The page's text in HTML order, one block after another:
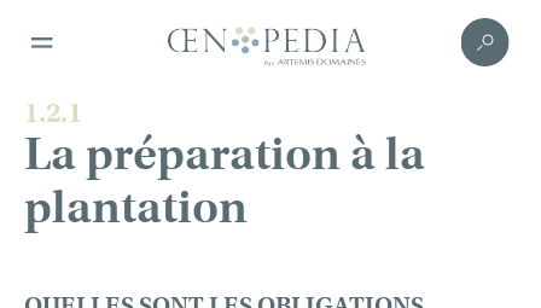
1.2.1
La préparation à la
plantation